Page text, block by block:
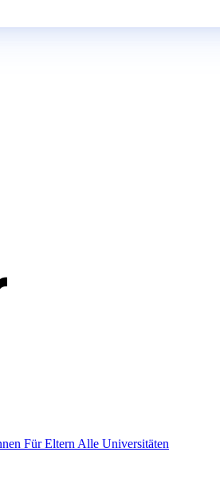
Für Eltern Alle Universitäten